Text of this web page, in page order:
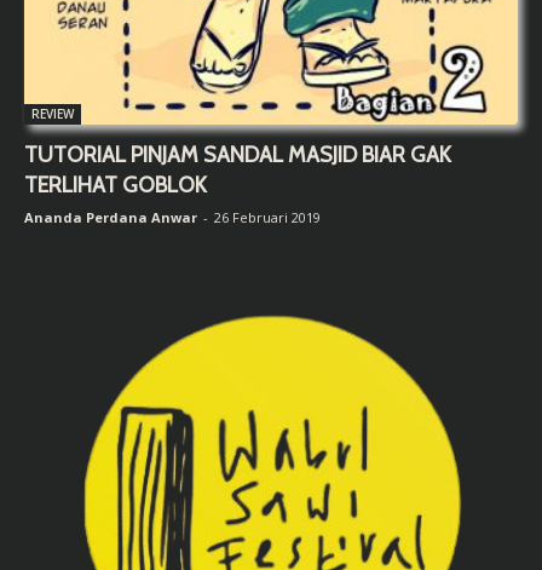
REVIEW
TUTORIAL PINJAM SANDAL MASJID BIAR GAK
TERLIHAT GOBLOK
Ananda Perdana Anwar - 26 Februari 2019